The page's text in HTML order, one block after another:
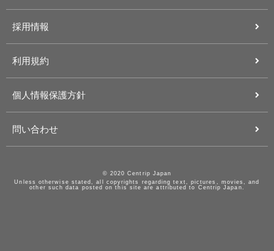
採用情報
利用規約
個人情報保護方針
問い合わせ
© 2020 Centrip Japan
Unless otherwise stated, all copyrights regarding text, pictures, movies, and
other such data posted on this site are attributed to Centrip Japan.